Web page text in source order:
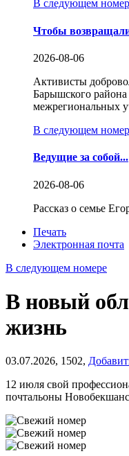
В следующем
Чтобы
2026-08-06
Активисты
Барышского
межрегиональных
В следующем
Ведущие за собой...
2026-08-06
Рассказ о семье
Печать
Электронная почта
В следующем номере
В новый
жизнь
03.07.2026, 1502,
12 июля свой
почтальоны